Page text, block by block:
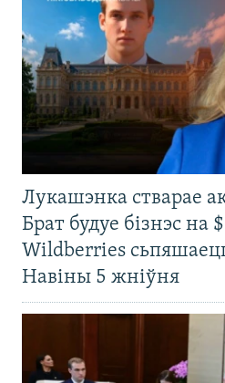
Лукашэнка стварае
Брат будуе бізнэс на
Wildberries
Навіны 5 жніўня